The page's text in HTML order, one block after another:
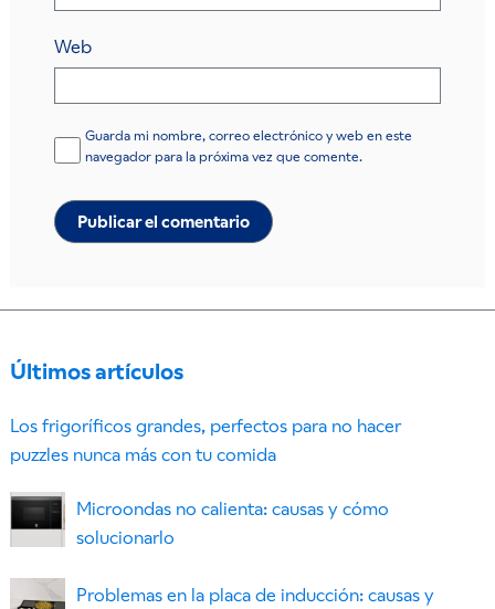
Web
Guarda mi nombre, correo electrónico y web en este
navegador para la próxima vez que comente.
Últimos artículos
Los frigoríficos grandes, perfectos para no hacer
puzzles nunca más con tu comida
Microondas no calienta: causas y cómo
solucionarlo
Problemas en la placa de inducción: causas y